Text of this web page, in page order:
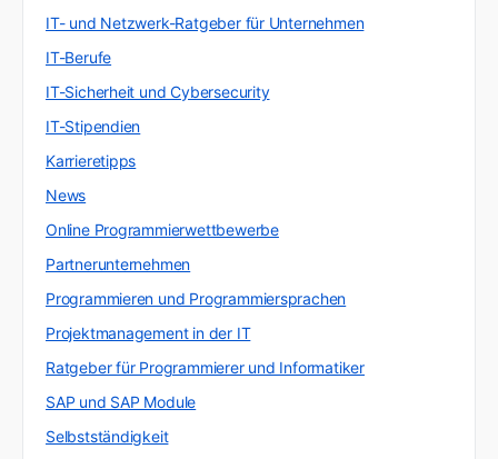
IT- und Netzwerk-Ratgeber für Unternehmen
IT-Berufe
IT-Sicherheit und Cybersecurity
IT-Stipendien
Karrieretipps
News
Online Programmierwettbewerbe
Partnerunternehmen
Programmieren und Programmiersprachen
Projektmanagement in der IT
Ratgeber für Programmierer und Informatiker
SAP und SAP Module
Selbstständigkeit